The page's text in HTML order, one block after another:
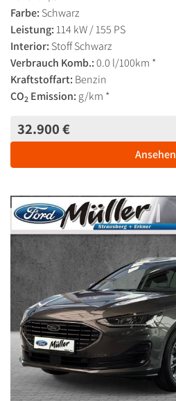
Farbe: Schwarz
Leistung: 114 kW / 155 PS
Interior: Stoff Schwarz
Verbrauch Komb.:0.0 l/100km *
Kraftstoffart: Benzin
CO2 Emission: g/km *
32.900 €
Ansehen